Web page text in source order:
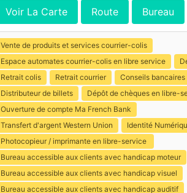
Voir La Carte Route Bureau
Vente de produits et services courrier-colis
Espace automates courrier-colis en libre service
Retrait colis
Retrait courrier
Conseils bancaires
Distributeur de billets
Dépôt de chèques en libre-
Ouverture de compte Ma French Bank
Transfert d'argent Western Union
Identité
Photocopieur / imprimante en libre-service
Bureau accessible aux clients avec handicap moteur
Bureau accessible aux clients avec handicap visuel
Bureau accessible aux clients avec handicap auditif